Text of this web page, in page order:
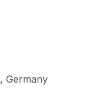
, Germany